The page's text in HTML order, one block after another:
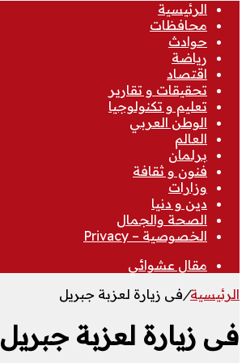
الرئيسية
محافظات
حوادث
رياضة
اقتصاد
تحقيقات و تقارير
تعليم و تكنولوجيا
الوطن العربي
العالم
برلمان
فنون و ثقافة
وزارات
دين و دنيا
الصحة والجمال
الخصوصية – Privacy
مقال عشوائي
الرئيسية/فى زيارة لعزبة جبريل
فى زيارة لعزبة جبريل